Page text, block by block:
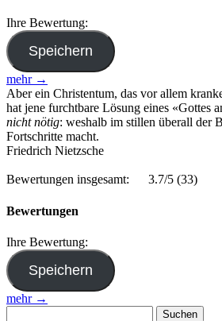
Ihre Bewertung:
mehr →
Aber ein Christentum, das vor allem
hat jene furchtbare Lösung eines «Gottes
nicht nötig: weshalb im stillen überall der
Fortschritte macht.
Friedrich Nietzsche
Bewertungen insgesamt: 3.7/5 (33)
Bewertungen
Ihre Bewertung:
mehr →